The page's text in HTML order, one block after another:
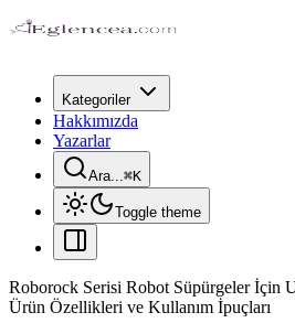
Kategoriler
Hakkımızda
Yazarlar
Ara...⌘K
Toggle theme
Roborock Serisi Robot Süpürgeler İçin
Ürün Özellikleri ve Kullanım İpuçları